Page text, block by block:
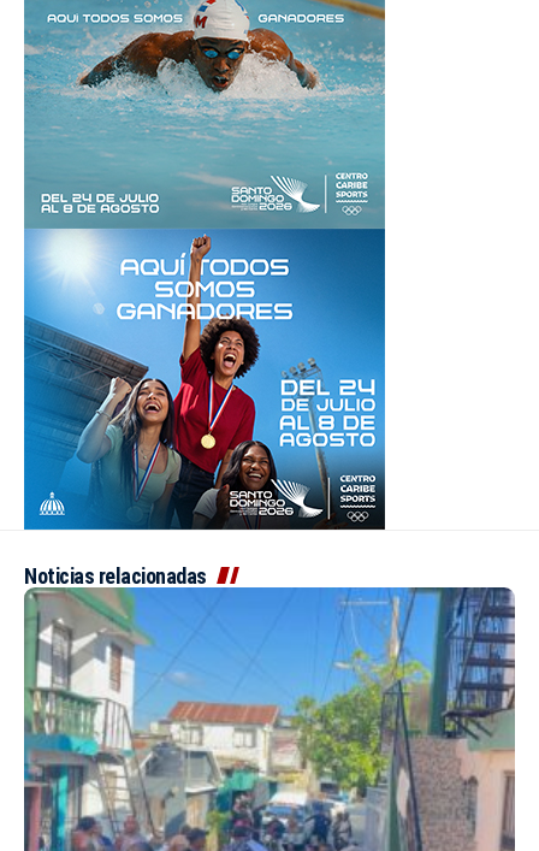
Noticias relacionadas